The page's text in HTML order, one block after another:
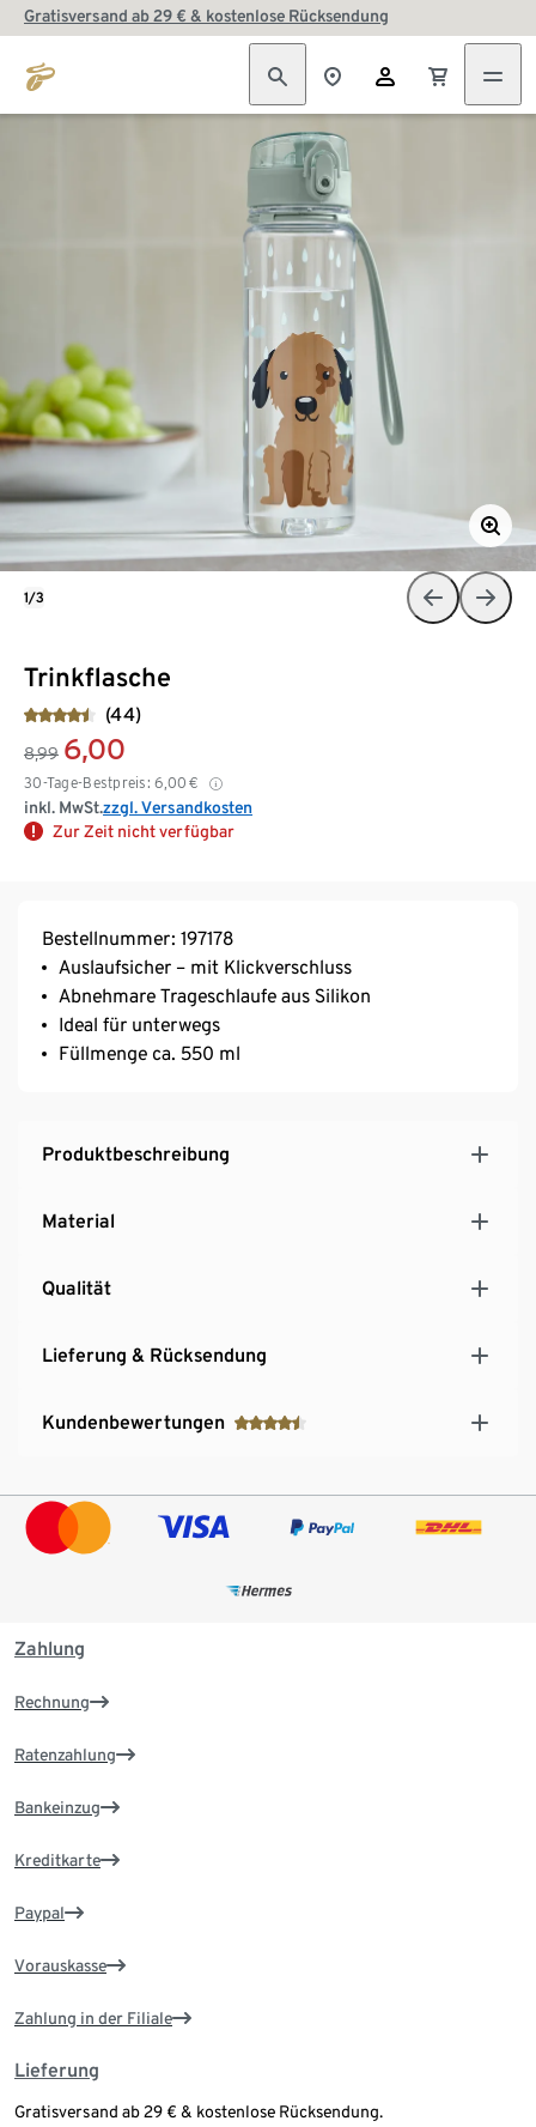
Gratisversand ab 29 € & kostenlose Rücksendung
Trinkflasche
(44)
8,99 6,00
30-Tage-Bestpreis: 6,00 €
inkl. MwSt.zzgl. Versandkosten
Zur Zeit nicht verfügbar
1/3
Bestellnummer: 197178
Auslaufsicher – mit Klickverschluss
Abnehmare Trageschlaufe aus Silikon
Ideal für unterwegs
Füllmenge ca. 550 ml
Produktbeschreibung
Material
Qualität
Lieferung & Rücksendung
Kundenbewertungen
Zahlung
Rechnung
Ratenzahlung
Bankeinzug
Kreditkarte
Paypal
Vorauskasse
Zahlung in der Filiale
Lieferung
Gratisversand ab 29 € & kostenlose Rücksendung.